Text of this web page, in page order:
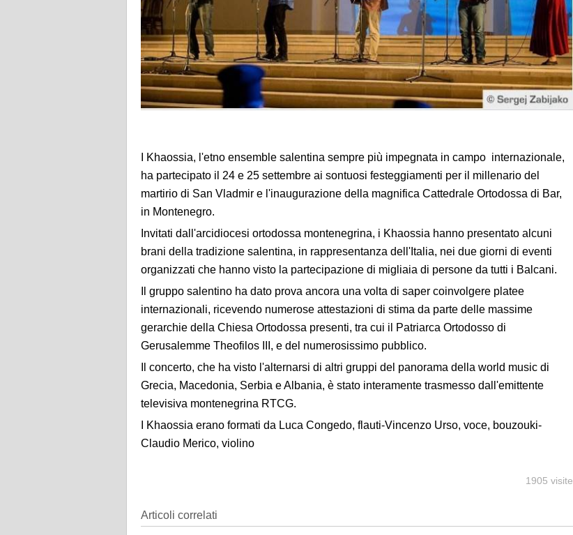
I Khaossia, l'etno ensemble salentina sempre più impegnata in campo internazionale,
ha partecipato il 24 e 25 settembre ai sontuosi festeggiamenti per il millenario del
martirio di San Vladmir e l'inaugurazione della magnifica Cattedrale Ortodossa di Bar,
in Montenegro.
Invitati dall'arcidiocesi ortodossa montenegrina, i Khaossia hanno presentato alcuni
brani della tradizione salentina, in rappresentanza dell'Italia, nei due giorni di eventi
organizzati che hanno visto la partecipazione di migliaia di persone da tutti i Balcani.
Il gruppo salentino ha dato prova ancora una volta di saper coinvolgere platee
internazionali, ricevendo numerose attestazioni di stima da parte delle massime
gerarchie della Chiesa Ortodossa presenti, tra cui il Patriarca Ortodosso di
Gerusalemme Theofilos III, e del numerosissimo pubblico.
Il concerto, che ha visto l'alternarsi di altri gruppi del panorama della world music di
Grecia, Macedonia, Serbia e Albania, è stato interamente trasmesso dall'emittente
televisiva montenegrina RTCG.
I Khaossia erano formati da Luca Congedo, flauti-Vincenzo Urso, voce, bouzouki-
Claudio Merico, violino
1905 visite
Articoli correlati